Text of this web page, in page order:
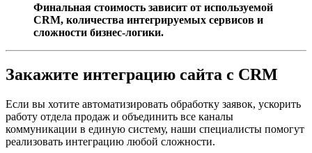
Финальная стоимость зависит от используемой
CRM, количества интегрируемых сервисов и
сложности бизнес-логики.
Закажите интеграцию сайта с CRM
Если вы хотите автоматизировать обработку заявок, ускорить
работу отдела продаж и объединить все каналы
коммуникации в единую систему, наши специалисты помогут
реализовать интеграцию любой сложности.